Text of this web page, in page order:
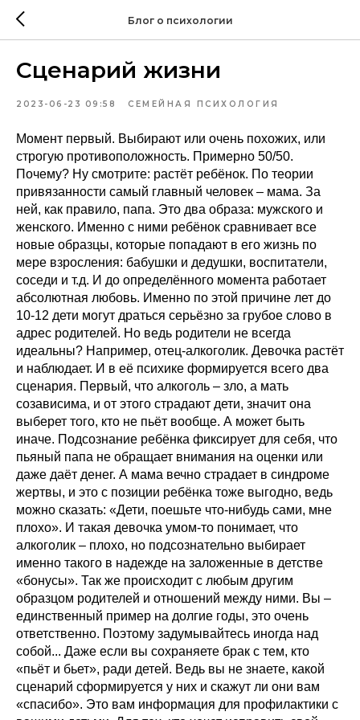
Блог о психологии
Сценарий жизни
2023-06-23 09:58 СЕМЕЙНАЯ ПСИХОЛОГИЯ
Момент первый. Выбирают или очень похожих, или
строгую противоположность. Примерно 50/50.
Почему? Ну смотрите: растёт ребёнок. По теории
привязанности самый главный человек – мама. За
ней, как правило, папа. Это два образа: мужского и
женского. Именно с ними ребёнок сравнивает все
новые образцы, которые попадают в его жизнь по
мере взросления: бабушки и дедушки, воспитатели,
соседи и т.д. И до определённого момента работает
абсолютная любовь. Именно по этой причине лет до
10-12 дети могут драться серьёзно за грубое слово в
адрес родителей. Но ведь родители не всегда
идеальны? Например, отец-алкоголик. Девочка растёт
и наблюдает. И в её психике формируется всего два
сценария. Первый, что алкоголь – зло, а мать
созависима, и от этого страдают дети, значит она
выберет того, кто не пьёт вообще. А может быть
иначе. Подсознание ребёнка фиксирует для себя, что
пьяный папа не обращает внимания на оценки или
даже даёт денег. А мама вечно страдает в синдроме
жертвы, и это с позиции ребёнка тоже выгодно, ведь
можно сказать: «Дети, поешьте что-нибудь сами, мне
плохо». И такая девочка умом-то понимает, что
алкоголик – плохо, но подсознательно выбирает
именно такого в надежде на заложенные в детстве
«бонусы». Так же происходит с любым другим
образцом родителей и отношений между ними. Вы –
единственный пример на долгие годы, это очень
ответственно. Поэтому задумывайтесь иногда над
собой... Даже если вы сохраняете брак с тем, кто
«пьёт и бьет», ради детей. Ведь вы не знаете, какой
сценарий сформируется у них и скажут ли они вам
«спасибо». Это вам информация для профилактики с